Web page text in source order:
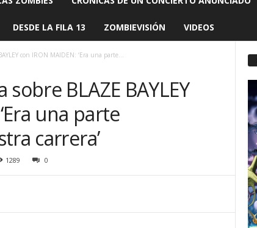
DESDE LA FILA 13 ZOMBIEVISIÓN VIDEOS
con IRON MAIDEN: ‘Era una parte...
sobre BLAZE BAYLEY
una parte
carrera’
1289 0